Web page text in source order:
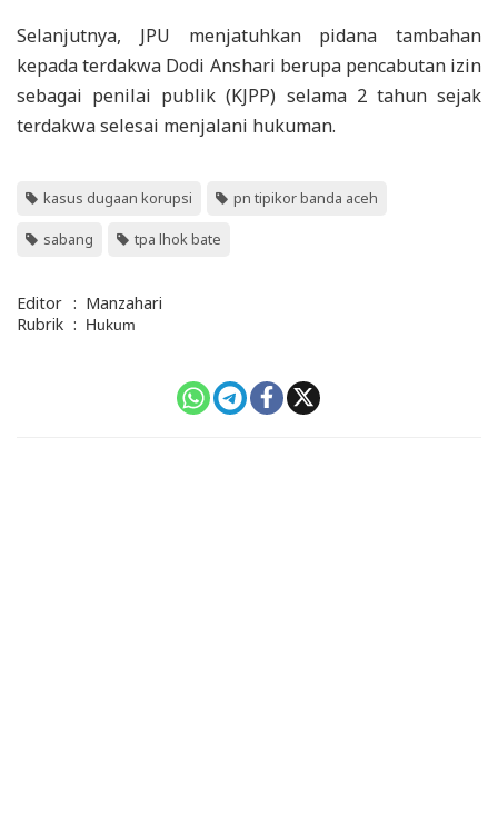
Selanjutnya, JPU menjatuhkan pidana tambahan
kepada terdakwa Dodi Anshari berupa pencabutan izin
sebagai penilai publik (KJPP) selama 2 tahun sejak
terdakwa selesai menjalani hukuman.
kasus dugaan korupsi pn tipikor banda aceh
sabang tpa lhok bate
Editor : Manzahari
Rubrik : Hukum